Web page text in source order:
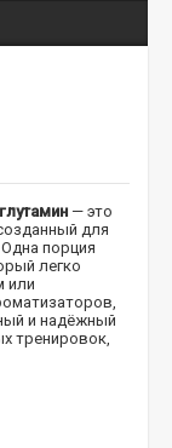
— это
для
порция
легко
или
и надёжный
тренировок,